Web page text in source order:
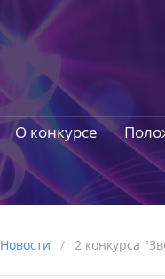
О конкурсе
Новости / 2 конкурса